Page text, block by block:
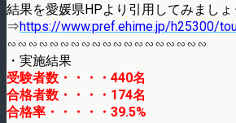
結果を愛媛県HPより引用してみましょ
⇒https://www.pref.ehime.jp/h25300/
∽∽∽∽∽∽∽∽∽∽∽∽∽∽∽∽∽∽∽
・実施結果
受験者数・・・・440名
合格者数・・・・174名
合格率・・・・・39.5%